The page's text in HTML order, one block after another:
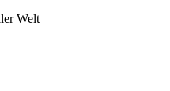
Welt